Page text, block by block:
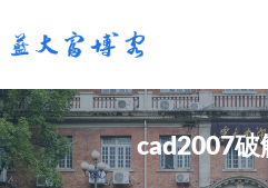
cad2007破